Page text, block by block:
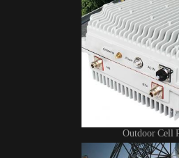
Outdoor Cell